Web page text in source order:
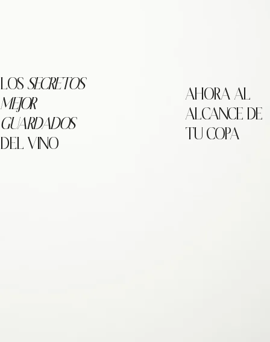
AHORA AL
ALCANCE DE
TU COPA
LOS SECRETOS
MEJOR
GUARDADOS
DEL VINO